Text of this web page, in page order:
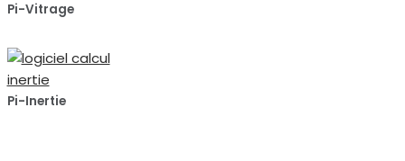
Pi-Vitrage
Pi-Inertie